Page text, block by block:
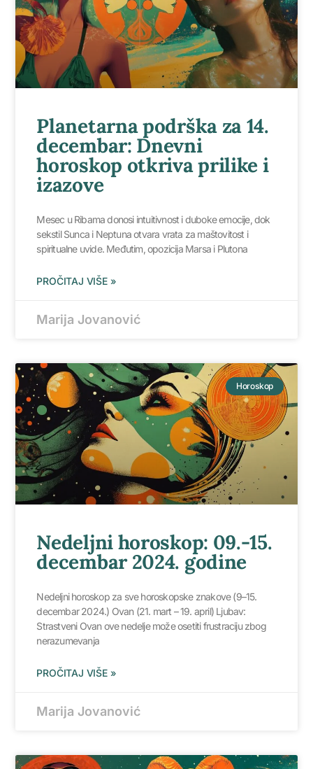
Planetarna podrška za 14.
decembar: Dnevni
horoskop otkriva prilike i
izazove
Mesec u Ribama donosi intuitivnost i duboke emocije, dok
sekstil Sunca i Neptuna otvara vrata za maštovitost i
spiritualne uvide. Međutim, opozicija Marsa i Plutona
PROČITAJ VIŠE »
Marija Jovanović
Horoskop
Nedeljni horoskop: 09.-15.
decembar 2024. godine
Nedeljni horoskop za sve horoskopske znakove (9–15.
decembar 2024.) Ovan (21. mart – 19. april) Ljubav:
Strastveni Ovan ove nedelje može osetiti frustraciju zbog
nerazumevanja
PROČITAJ VIŠE »
Marija Jovanović